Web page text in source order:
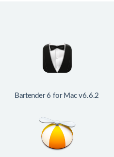
Bartender 6 for Mac v6.6.2